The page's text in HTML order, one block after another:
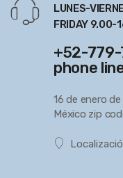
LUNES-
FRIDAY 9.00-
+52-
phone
16 de enero
México zip